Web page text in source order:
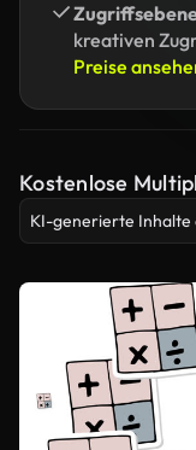
kreativen
Preise
Kostenlose
KI-generierte Inhalte